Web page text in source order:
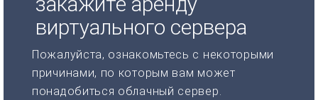
виртуального сервера
Пожалуйста, ознакомьтесь с некоторыми
причинами, по которым вам может
понадобиться облачный сервер.